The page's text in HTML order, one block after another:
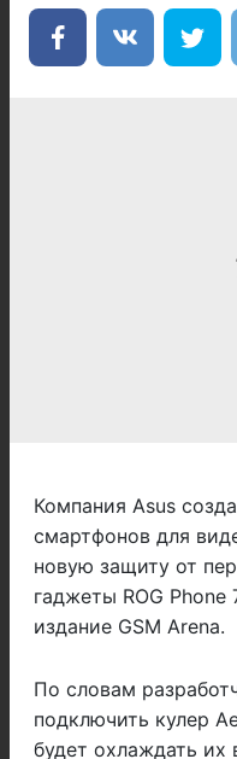
Компания Asus
смартфонов для
новую защиту от
гаджеты ROG Phone
издание GSM Arena.
По словам
подключить кулер
будет охлаждать их